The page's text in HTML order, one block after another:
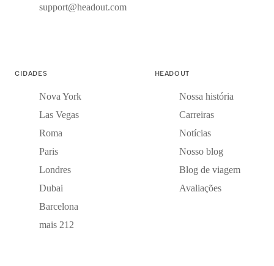
support@headout.com
CIDADES
Nova York
Las Vegas
Roma
Paris
Londres
Dubai
Barcelona
mais 212
HEADOUT
Nossa história
Carreiras
Notícias
Nosso blog
Blog de viagem
Avaliações